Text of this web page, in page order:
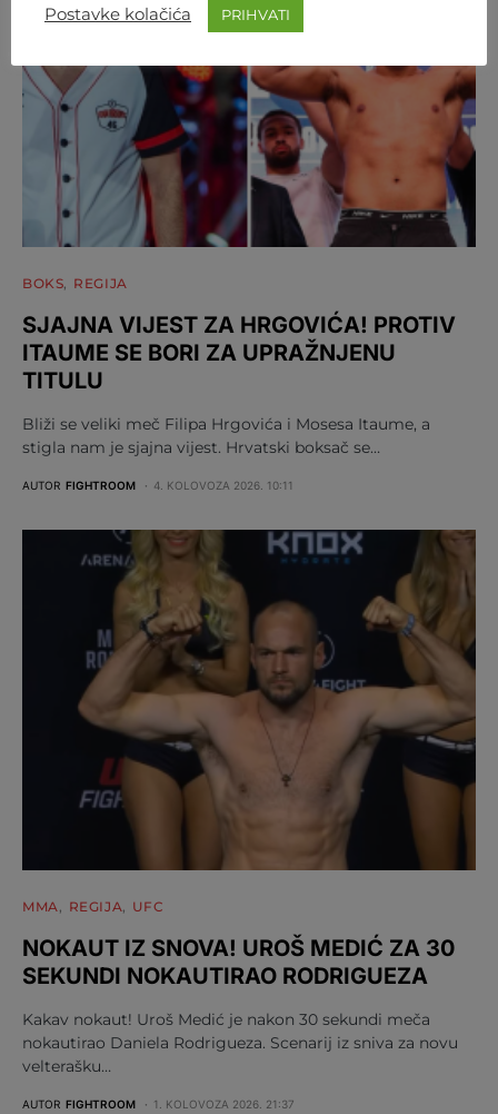
BOKS REGIJA
SJAJNA VIJEST ZA HRGOVIĆA! PROTIV
ITAUME SE BORI ZA UPRAŽNJENU
TITULU
Bliži se veliki meč Filipa Hrgovića i Mosesa Itaume, a
stigla nam je sjajna vijest. Hrvatski boksač se…
AUTOR FIGHTROOM 4. KOLOVOZA 2026. 10:11
MMA REGIJA UFC
NOKAUT IZ SNOVA! UROŠ MEDIĆ ZA 30
SEKUNDI NOKAUTIRAO RODRIGUEZA
Kakav nokaut! Uroš Medić je nakon 30 sekundi meča
nokautirao Daniela Rodrigueza. Scenarij iz sniva za novu
velterašku…
AUTOR FIGHTROOM 1. KOLOVOZA 2026. 21:37
Postavke kolačića PRIHVATI